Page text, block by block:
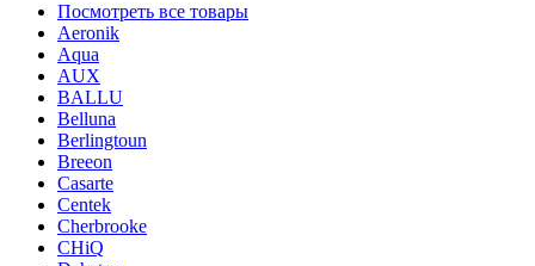
Посмотреть все товары
Aeronik
Aqua
AUX
BALLU
Belluna
Berlingtoun
Breeon
Casarte
Centek
Cherbrooke
CHiQ